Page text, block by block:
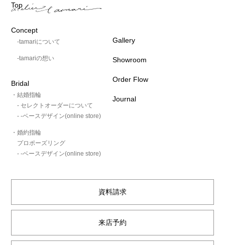
Top
Concept
-tamariについて
-tamariの想い
Bridal
・結婚指輪
- セレクトオーダーについて
- -ベースデザイン(online store)
・婚約指輪
プロポーズリング
- -ベースデザイン(online store)
Gallery
Showroom
Order Flow
Journal
資料請求
来店予約